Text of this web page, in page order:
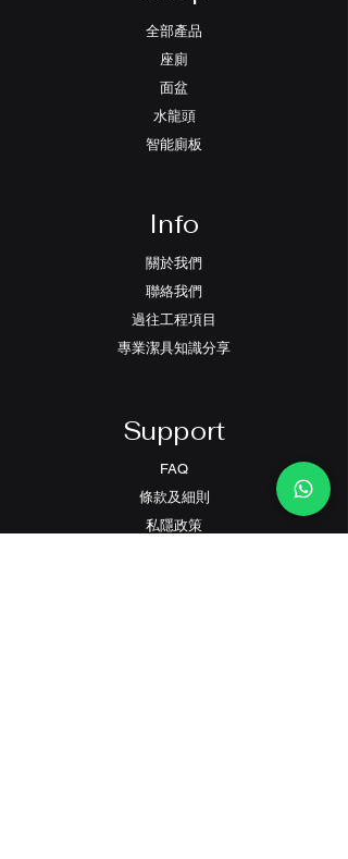
全部產品
座廁
面盆
水龍頭
智能廁板
Info
關於我們
聯絡我們
過往工程項目
專業潔具知識分享
Support
FAQ
條款及細則
​私隱政策